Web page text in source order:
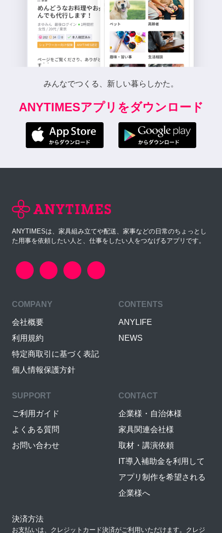
みんなでつくる、新しい暮らしかた。
ANYTIMESアプリをダウンロード
ANYTIMESは、家具組み立てや配送、家事などの日常のちょっとし
た用事を依頼したい人と、仕事をしたい人をつなげるアプリです。
COMPANY
会社概要
利用規約
特定商取引に基づく表記
個人情報保護方針
CONTENTS
ANYLIFE
NEWS
SUPPORT
ご利用ガイド
よくある質問
お問い合わせ
CONTACT
企業様・自治体様
家具関連会社様
取材・講演依頼
IT導入補助金を利用して
アプリ制作を希望される
企業様へ
決済方法
お支払いは、クレジットカード決済がご利用いただけます。クレジ